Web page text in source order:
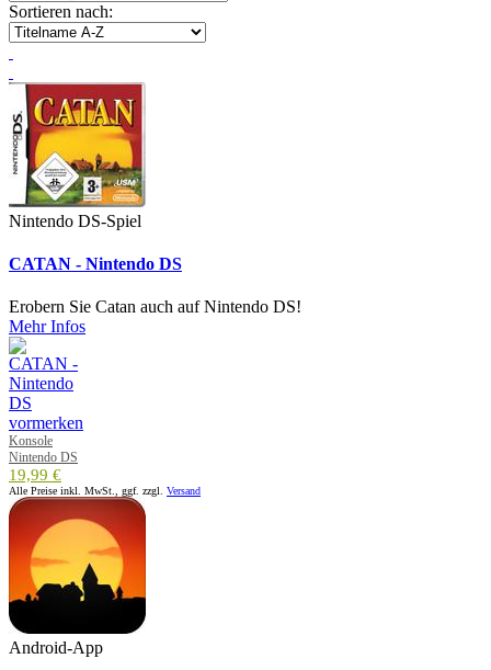
Sortieren nach:
Nintendo DS-Spiel
CATAN - Nintendo DS
Erobern Sie Catan auch auf Nintendo DS!
Mehr Infos
Konsole
Nintendo DS
19,99 €
Alle Preise inkl. MwSt., ggf. zzgl. Versand
Android-App